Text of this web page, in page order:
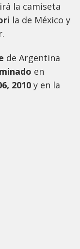
la camiseta
la de México y
de Argentina
en
2010 y en la